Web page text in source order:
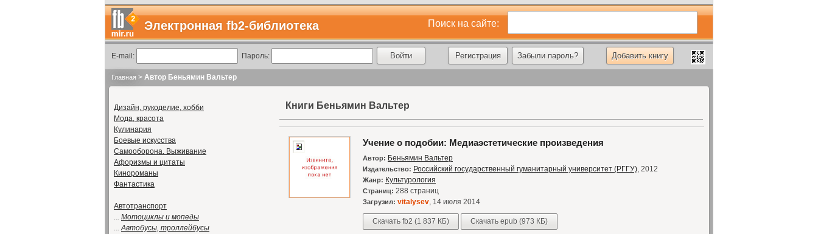
Электронная fb2-библиотека Поиск на сайте:
E-mail: Пароль: Регистрация Забыли пароль? Добавить книгу
Главная > Автор Беньямин Вальтер
Дизайн, рукоделие, хобби
Мода, красота
Кулинария
Боевые искусства
Самооборона. Выживание
Афоризмы и цитаты
Кинороманы
Фантастика
Автотранспорт
... Мотоциклы и мопеды
...Автобусы, троллейбусы
Книги Беньямин Вальтер
Учение о подобии: Медиаэстетические произведения
Автор: Беньямин Вальтер
Издательство: Российский государственный гуманитарный университет (РГГУ), 2012
Жанр: Культурология
Страниц: 288 страниц
Загрузил: vitalysev, 14 июля 2014
Скачать fb2 (1 837 КБ) Скачать epub (973 КБ)